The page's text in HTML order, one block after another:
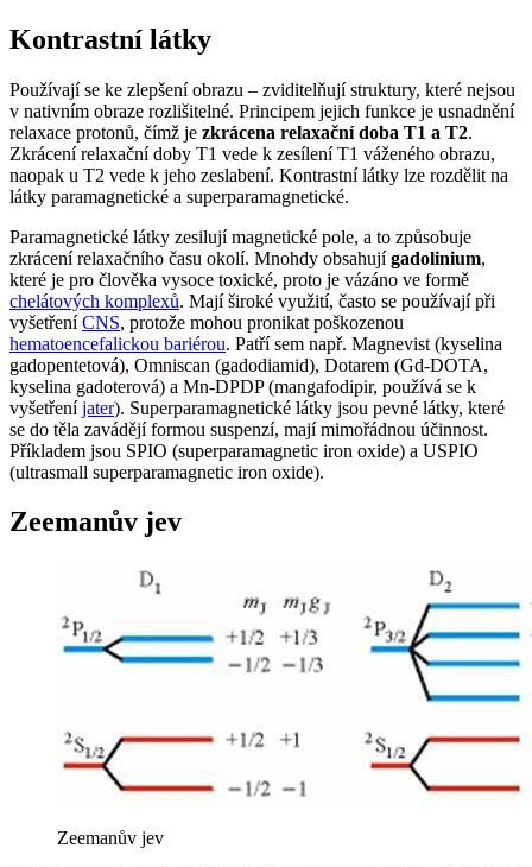
Kontrastní látky
Používají se ke zlepšení obrazu – zviditelňují struktury, které nejsou
v nativním obraze rozlišitelné. Principem jejich funkce je usnadnění
relaxace protonů, čímž je zkrácena relaxační doba T1 a T2.
Zkrácení relaxační doby T1 vede k zesílení T1 váženého obrazu,
naopak u T2 vede k jeho zeslabení. Kontrastní látky lze rozdělit na
látky paramagnetické a superparamagnetické.
Paramagnetické látky zesilují magnetické pole, a to způsobuje
zkrácení relaxačního času okolí. Mnohdy obsahujígadolinium,
které je pro člověka vysoce toxické, proto je vázáno ve formě
chelátových komplexů. Mají široké využití, často se používají při
vyšetřeníCNS, protože mohou pronikat poškozenou
hematoencefalickou bariérou. Patří sem např. Magnevist (kyselina
gadopentetová), Omniscan (gadodiamid), Dotarem (Gd-DOTA,
kyselina gadoterová) a Mn-DPDP (mangafodipir, používá se k
vyšetřeníjater). Superparamagnetické látky jsou pevné látky, které
se do těla zavádějí formou suspenzí, mají mimořádnou účinnost.
Příkladem jsou SPIO (superparamagnetic iron oxide) a USPIO
(ultrasmall superparamagnetic iron oxide).
Zeemanův jev
Zeemanův jev